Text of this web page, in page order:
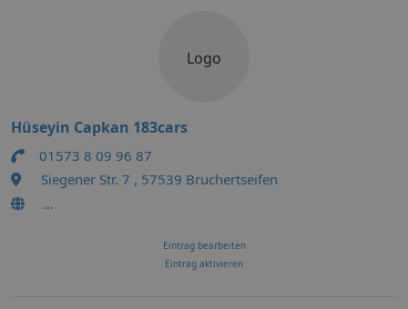
Logo
Hüseyin Capkan 183cars
01573 8 09 96 87
Siegener Str. 7 , 57539 Bruchertseifen
...
Eintrag bearbeiten
Eintrag aktivieren